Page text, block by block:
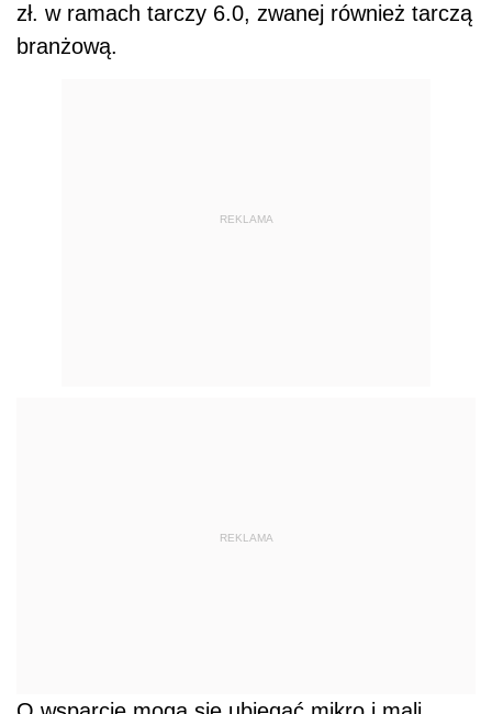
zł. w ramach tarczy 6.0, zwanej również tarczą
branżową.
REKLAMA
REKLAMA